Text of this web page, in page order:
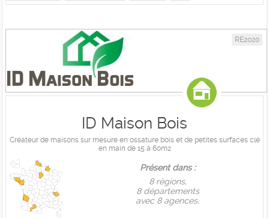
RE2020
ID Maison Bois
Créateur de maisons sur mesure en ossature bois et de petites surfaces clé
en main de 15 à 60m2
Présent dans :
8 règions,
8 départements
avec 8 agences.